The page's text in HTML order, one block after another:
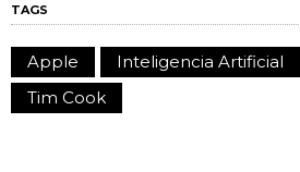
TAGS
Apple Inteligencia Artificial
Tim Cook